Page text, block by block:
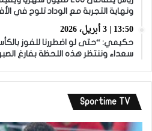
ونهاية التجربة مع الوداد تلوح في
13:50 | 3 أبريل، 2026
حكيمي: “حتى لو اضطررنا للفوز
سعداء وننتظر هذه اللحظة بفارغ
Sportime TV